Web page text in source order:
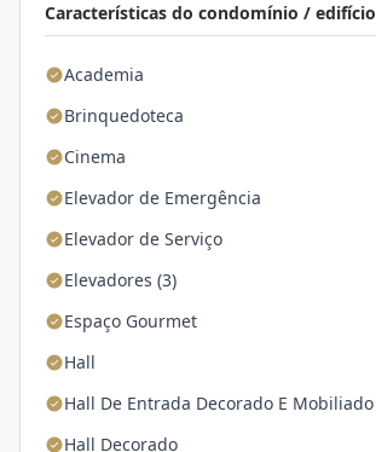
Características do condomínio / edifício
Academia
Brinquedoteca
Cinema
Elevador de Emergência
Elevador de Serviço
Elevadores (3)
Espaço Gourmet
Hall
Hall De Entrada Decorado E Mobiliado
Hall Decorado